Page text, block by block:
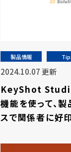
製品情報
2024.10.07 更新
KeyShot
機能を使って、
スで関係者に好